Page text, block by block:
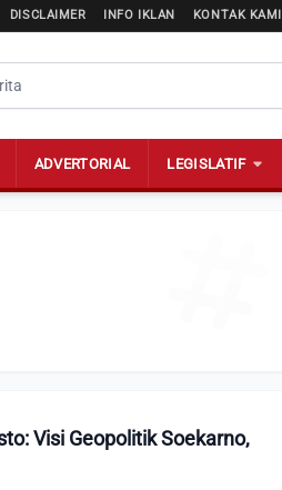
DISCLAIMER INFO IKLAN KONTAK KAMI
ADVERTORIAL LEGISLATIF
Visi Geopolitik Soekarno,